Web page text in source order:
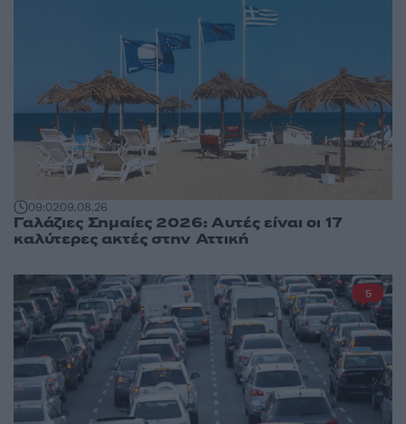
09:0209.08.26
Γαλάζιες Σημαίες 2026: Αυτές είναι οι 17
καλύτερες ακτές στην Αττική
5